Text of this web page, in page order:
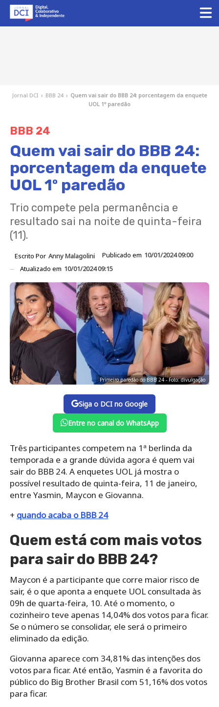
Jornal DCI › BBB 24 › Quem vai sair do BBB 24: porcentagem da enquete
UOL 1º paredão
BBB 24
Quem vai sair do BBB 24:
porcentagem da enquete
UOL 1º paredão
Trio compete pela permanência e
resultado sai na noite de quinta-feira
(11).
Escrito Por Anny Malagolini Publicado em 10/01/2024 09:00
Atualizado em 10/01/2024 09:15
Primeiro paredão do BBB 24 - Foto: divulgação
Siga o DCI no Google
Entre no canal do WhatsApp
Três participantes competem na 1ª berlinda da
temporada e a grande dúvida agora é quem vai
sair do BBB 24. A enquetes UOL já mostra o
possível resultado de quinta-feira, 11 de janeiro,
entre Yasmin, Maycon e Giovanna.
+ quando acaba o BBB 24
Quem está com mais votos
para sair do BBB 24?
Maycon é a participante que corre maior risco de
sair, é o que aponta a enquete UOL consultada às
09h de quarta-feira, 10. Até o momento, o
cozinheiro teve apenas 14,04% dos votos para ficar.
Se o número se consolidar, ele será o primeiro
eliminado da edição.
Giovanna aparece com 34,81% das intenções dos
votos para ficar. Até então, Yasmin é a favorita do
público do Big Brother Brasil com 51,16% dos votos
para ficar.